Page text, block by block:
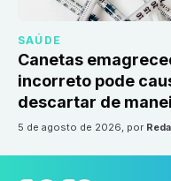
SAÚDE
Canetas
incorreto pode
descartar de
5 de agosto de 2026, por